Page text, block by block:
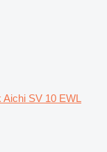
Aichi SV 10 EWL